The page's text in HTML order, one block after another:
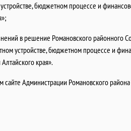
бюджетном процессе и
в решение Романовского районного
устройстве, бюджетном процессе и
края».
Администрации Романовского района